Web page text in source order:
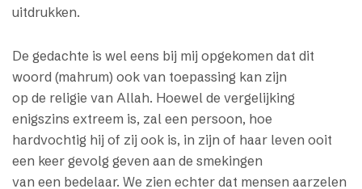
uitdrukken.
De gedachte is wel eens bij mij opgekomen dat dit
woord (mahrum) ook van toepassing kan zijn
op de religie van Allah. Hoewel de vergelijking
enigszins extreem is, zal een persoon, hoe
hardvochtig hij of zij ook is, in zijn of haar leven ooit
een keer gevolg geven aan de smekingen
van een bedelaar. We zien echter dat mensen aarzelen